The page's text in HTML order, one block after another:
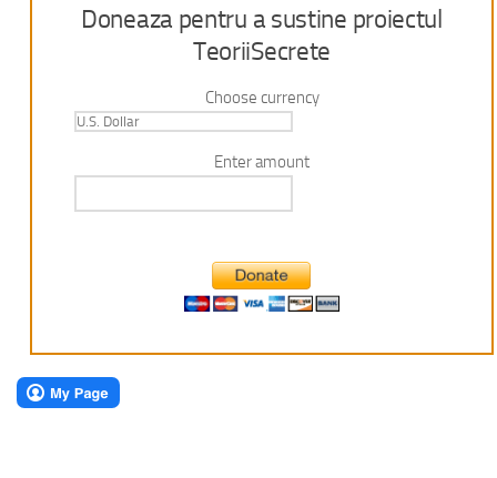
Doneaza pentru a sustine proiectul
TeoriiSecrete
Choose currency
Enter amount